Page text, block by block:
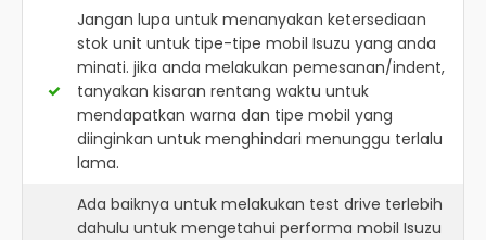
Jangan lupa untuk menanyakan ketersediaan
stok unit untuk tipe-tipe mobil Isuzu yang anda
minati. jika anda melakukan pemesanan/indent,
tanyakan kisaran rentang waktu untuk
mendapatkan warna dan tipe mobil yang
diinginkan untuk menghindari menunggu terlalu
lama.
Ada baiknya untuk melakukan test drive terlebih
dahulu untuk mengetahui performa mobil Isuzu